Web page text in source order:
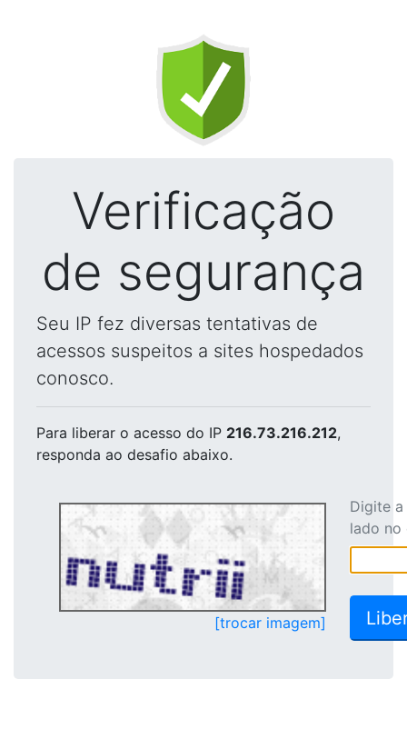
Verificação
de segurança
Seu IP fez diversas tentativas de
acessos suspeitos a sites hospedados
conosco.
Para liberar o acesso do IP 216.73.216.212,
responda ao desafio abaixo.
[trocar imagem]
Digite
lado no